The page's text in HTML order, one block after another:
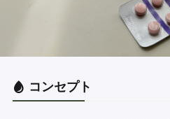
コンセプト